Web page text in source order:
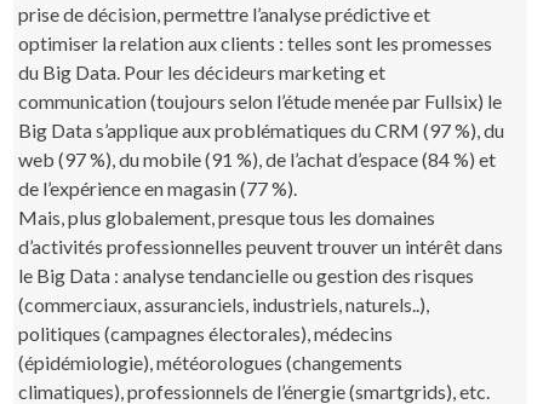
prise de décision, permettre l’analyse prédictive et
optimiser la relation aux clients : telles sont les promesses
du Big Data. Pour les décideurs marketing et
communication (toujours selon l’étude menée par Fullsix) le
Big Data s’applique aux problématiques du CRM (97 %), du
web (97 %), du mobile (91 %), de l’achat d’espace (84 %) et
de l’expérience en magasin (77 %).
Mais, plus globalement, presque tous les domaines
d’activités professionnelles peuvent trouver un intérêt dans
le Big Data : analyse tendancielle ou gestion des risques
(commerciaux, assuranciels, industriels, naturels..),
politiques (campagnes électorales), médecins
(épidémiologie), météorologues (changements
climatiques), professionnels de l’énergie (smartgrids), etc.